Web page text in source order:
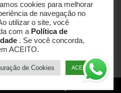
direitos reservados | Por
cookies para melhorar
de navegação no
utilizar o site, você
com a Política de
. Se você concorda,
ACEITO.
de Cookies ACEITO